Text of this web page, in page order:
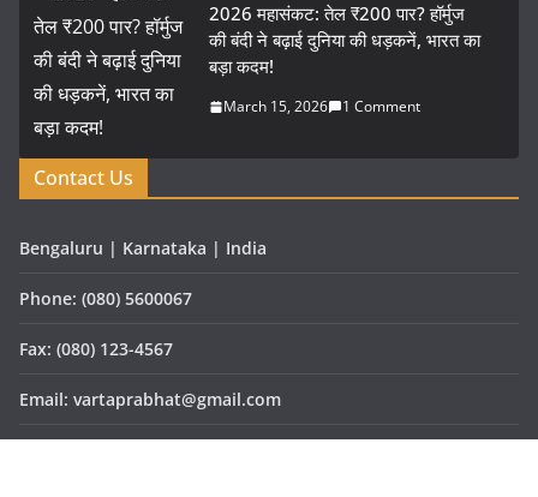
2026 महासंकट: तेल ₹200 पार? हॉर्मुज
की बंदी ने बढ़ाई दुनिया की धड़कनें, भारत का
बड़ा कदम!
March 15, 2026 1 Comment
Contact Us
Bengaluru | Karnataka | India
Phone: (080) 5600067
Fax: (080) 123-4567
Email: vartaprabhat@gmail.com